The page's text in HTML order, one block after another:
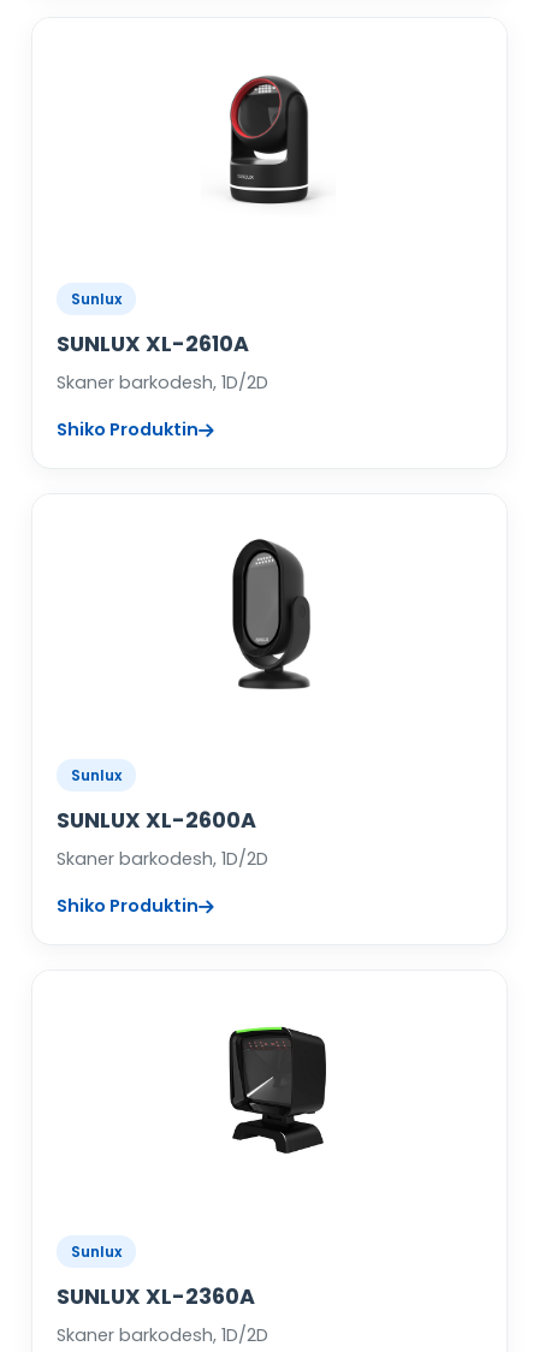
Sunlux
SUNLUX XL-2610A
Skaner barkodesh, 1D/2D
Shiko Produktin
Sunlux
SUNLUX XL-2600A
Skaner barkodesh, 1D/2D
Shiko Produktin
Sunlux
SUNLUX XL-2360A
Skaner barkodesh, 1D/2D